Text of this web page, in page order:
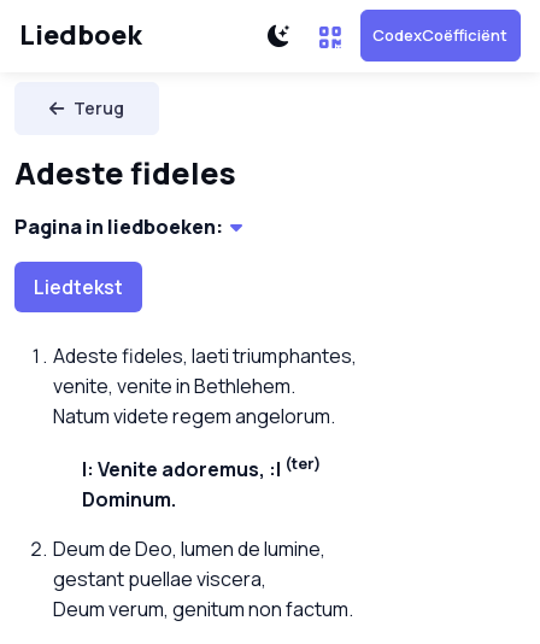
Liedboek CodexCoëfficiënt
Terug
Adeste fideles
Pagina in liedboeken:
Liedtekst
Adeste fideles, laeti triumphantes,
venite, venite in Bethlehem.
Natum videte regem angelorum.
Venite adoremus, (ter)
Dominum.
Deum de Deo, lumen de lumine,
gestant puellae viscera,
Deum verum, genitum non factum.